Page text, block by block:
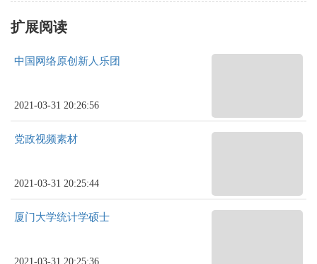
扩展阅读
中国网络原创新人乐团
2021-03-31 20:26:56
党政视频素材
2021-03-31 20:25:44
厦门大学统计学硕士
2021-03-31 20:25:36